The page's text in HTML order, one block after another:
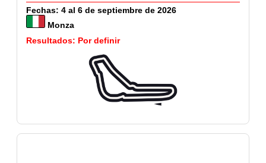
Fechas: 4 al 6 de septiembre de 2026
Monza
Resultados: Por definir